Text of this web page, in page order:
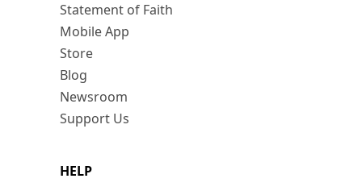
Statement of Faith
Mobile App
Store
Blog
Newsroom
Support Us
HELP